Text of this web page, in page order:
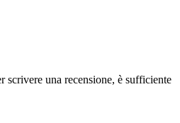
una recensione, è sufficiente